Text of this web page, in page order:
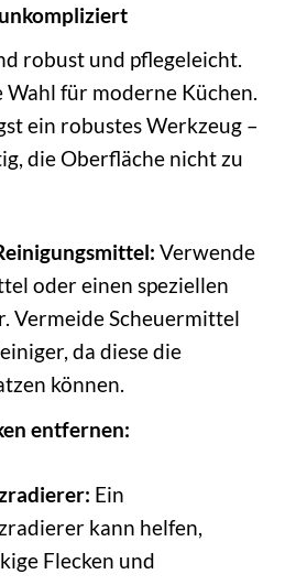
robust und pflegeleicht.
Wahl für moderne Küchen.
ein robustes Werkzeug –
die Oberfläche nicht zu
Verwende
oder einen speziellen
Vermeide Scheuermittel
da diese die
können.
entfernen:
Ein
kann helfen,
Flecken und